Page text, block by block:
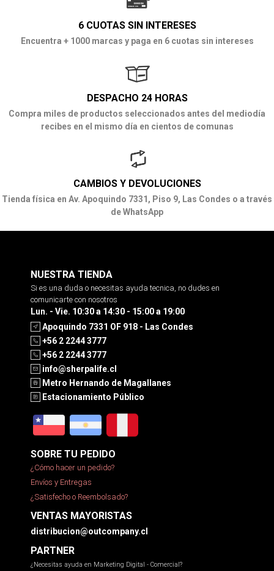
6 CUOTAS SIN INTERESES
Encuentra + 1000 marcas y paga en 6 cuotas sin intereses
DESPACHO 24 HORAS
Compra miles de productos seleccionados antes del mediodía
recibes en el mismo día en cientos de comunas
CAMBIOS Y DEVOLUCIONES
Tienda física en Av. Apoquindo 7331, Piso 9, Las Condes o a través
de WhatsApp
NUESTRA TIENDA
Si es una duda o necesitas ayuda tecnica, no dudes en
comunicarte con nosotros
Lun. - Vie. 10:30 a 14:30 - 15:00 a 19:00
Apoquindo 7331 OF 918 - Las Condes
+56 2 2244 3777
+56 2 2244 3777
info@sherpalife.cl
Metro Hernando de Magallanes
Estacionamiento Público
SOBRE TU PEDIDO
¿Cómo hacer un pedido?
Envíos y Entregas
¿Satisfecho o Reembolsado?
VENTAS MAYORISTAS
distribucion@outcompany.cl
PARTNER
¿Necesitas ayuda en Marketing Digital - Comercial?